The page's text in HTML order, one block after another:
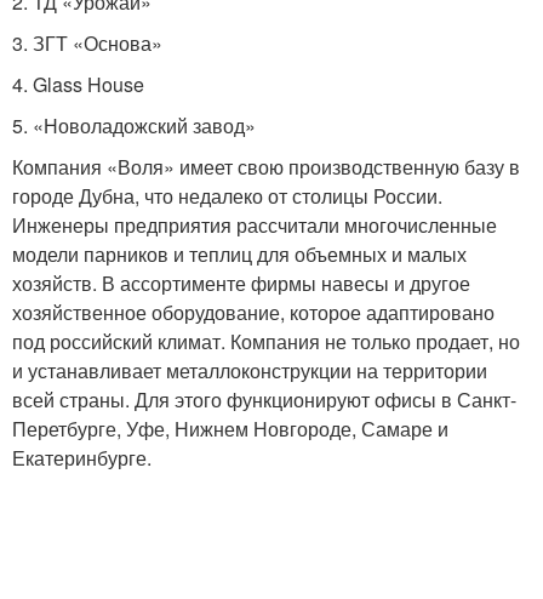
3. ЗГТ «Основа»
4. Glass House
5. «Новоладожский завод»
Компания «Воля» имеет свою производственную базу в
городе Дубна, что недалеко от столицы России.
Инженеры предприятия рассчитали многочисленные
модели парников и теплиц для объемных и малых
хозяйств. В ассортименте фирмы навесы и другое
хозяйственное оборудование, которое адаптировано
под российский климат. Компания не только продает, но
и устанавливает металлоконструкции на территории
всей страны. Для этого функционируют офисы в Санкт-
Перетбурге, Уфе, Нижнем Новгороде, Самаре и
Екатеринбурге.